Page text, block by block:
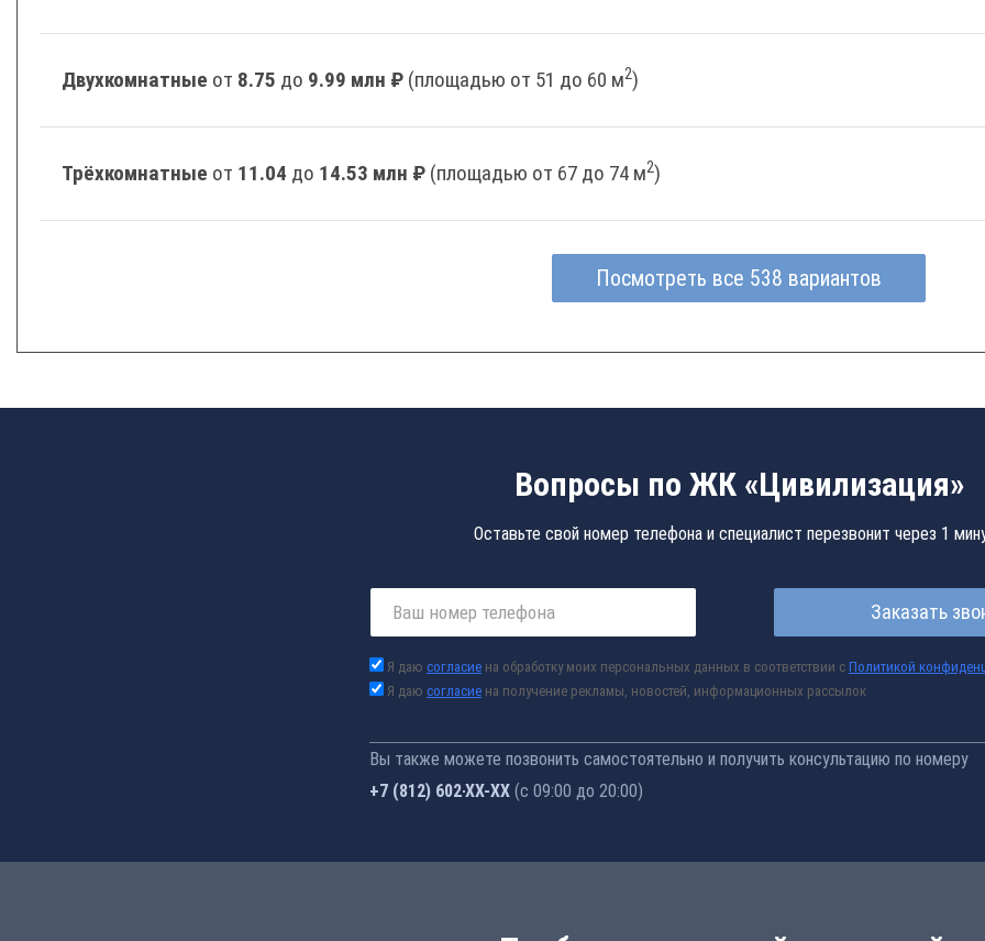
Двухкомнатные от 8.75 до 9.99 млн ₽ (площадью от 51 до 60 м2)
Трёхкомнатные от 11.04 до 14.53 млн ₽ (площадью от 67 до 74 м2)
Посмотреть все 538 вариантов
Вопросы по ЖК «Цивилизация»
Оставьте свой номер телефона и специалист перезвонит через 1
Заказать
Я даю согласие на обработку моих персональных данных в соответствии с Политикой
Я даю согласие на получение рекламы, новостей, информационных рассылок
Вы также можете позвонить самостоятельно и получить консультацию по номеру
+7 (812) 602-44-77 (с 09:00 до 20:00)